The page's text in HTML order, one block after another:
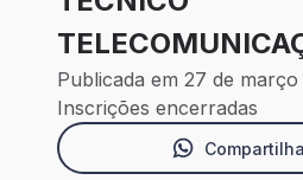
Publicada em 27 de março
Inscrições encerradas